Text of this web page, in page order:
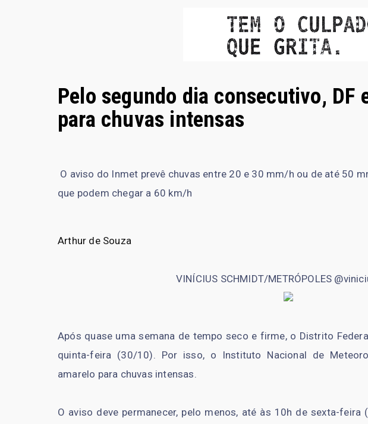
Pelo segundo dia consecutivo, DF
para chuvas intensas
O aviso do Inmet prevê chuvas entre 20 e 30 mm/h ou de até 50
que podem chegar a 60 km/h
Arthur de Souza
VINÍCIUS SCHMIDT/METRÓPOLES
Após quase uma semana de tempo seco e firme, o Distrito
quinta-feira (30/10). Por isso, o Instituto Nacional de
amarelo para chuvas intensas.
O aviso deve permanecer, pelo menos, até às 10h de sexta-